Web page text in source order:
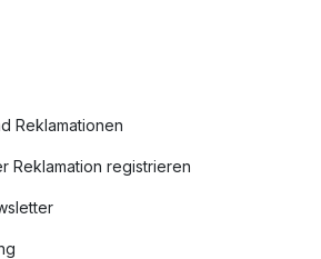
Reklamationen
Reklamation registrieren